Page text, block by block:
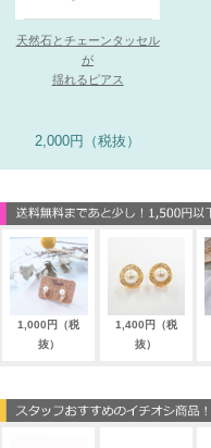
天然石とチェーンタッセル
が
揺れるピアス
2,000円（税抜）
1,000円（税
抜）
1,400円（税
抜）